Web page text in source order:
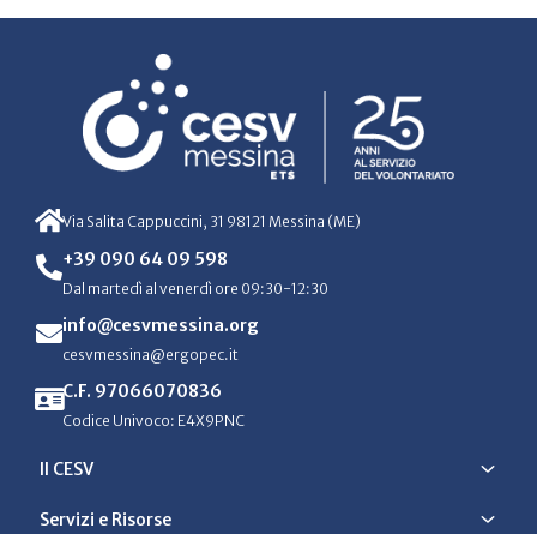
Via Salita Cappuccini, 31 98121 Messina (ME)
+39 090 64 09 598
Dal martedì al venerdì ore 09:30-12:30
info@cesvmessina.org
cesvmessina@ergopec.it
C.F. 97066070836
Codice Univoco: E4X9PNC
Il CESV
Servizi e Risorse